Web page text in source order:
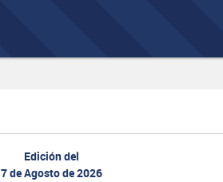
Edición del
7 de Agosto de 2026